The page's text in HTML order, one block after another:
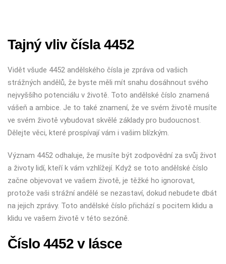
Tajný vliv čísla 4452
Vidět všude 4452 andělského čísla je zpráva od vašich
strážných andělů, že byste měli mít snahu dosáhnout svého
nejvyššího potenciálu v životě. Toto andělské číslo znamená
vášeň a ambice. Je to také znamení, že ve svém životě musíte
ve svém životě vybudovat skvělé základy pro budoucnost.
Dělejte věci, které prospívají vám i vašim blízkým.
Význam 4452 odhaluje, že musíte být zodpovědní za svůj život
a životy lidí, kteří k vám vzhlížejí. Když se toto andělské číslo
začne objevovat ve vašem životě, je těžké ho ignorovat,
protože vaši strážní andělé se nezastaví, dokud nebudete dbát
na jejich zprávy. Toto andělské číslo přichází s pocitem klidu a
klidu ve vašem životě v této sezóně.
Číslo 4452 v lásce